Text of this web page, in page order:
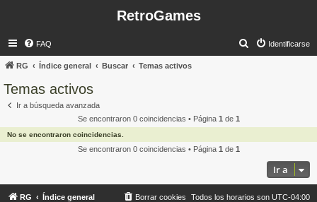
RetroGames
FAQ Identificarse
r
RG Índice general Buscar Temas activos
Temas activos
Ir a búsqueda avanzada
Se encontraron 0 coincidencias • Página 1 de 1
No se encontraron coincidencias.
Se encontraron 0 coincidencias • Página 1 de 1
Ir a
RG Índice general Todos los horarios son UTC-04:00
Borrar cookies